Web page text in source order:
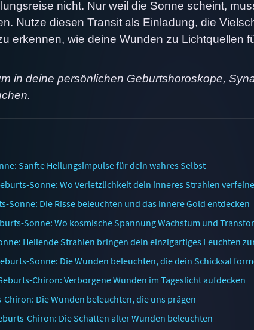
nicht. Nur weil die Sonne scheint,
Nutze diesen Transit als Einladung, die
erkennen, wie deine Wunden zu Lichtquellen
in deine persönlichen Geburtshoroskope,
Sanfte Heilungsimpulse für dein wahres Selbst
Sonne: Wo Verletzlichkeit dein inneres Strahlen
Sonne: Die Risse beleuchten und das innere Gold entdecken
Sonne: Wo kosmische Spannung Wachstum und
Heilende Strahlen bringen dein einzigartiges Leuchten
Sonne: Die Wunden beleuchten, die dein Schicksal
Chiron: Verborgene Wunden im Tageslicht aufdecken
Die Wunden beleuchten, die uns prägen
Chiron: Die Schatten alter Wunden beleuchten